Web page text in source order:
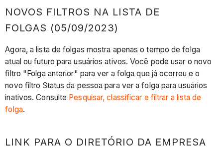
(06/09/2023)
para
Diretório
da
empresa
Planejamento
NOVOS FILTROS NA LISTA DE
FOLGAS (05/09/2023)
Agora, a lista de folgas mostra apenas o tempo de folga
atual ou futuro para usuários ativos. Você pode usar o novo
filtro "Folga anterior" para ver a folga que já ocorreu e o
novo filtro Status da pessoa para ver a folga para usuários
inativos. Consulte Pesquisar, classificar e filtrar a lista de
folga.
LINK PARA O DIRETÓRIO DA EMPRESA